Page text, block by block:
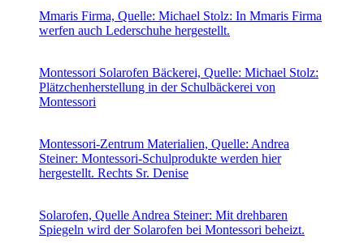
Mmaris Firma, Quelle: Michael Stolz: In Mmaris Firma
werfen auch Lederschuhe hergestellt.
Montessori Solarofen Bäckerei, Quelle: Michael Stolz:
Plätzchenherstellung in der Schulbäckerei von
Montessori
Montessori-Zentrum Materialien, Quelle: Andrea
Steiner: Montessori-Schulprodukte werden hier
hergestellt. Rechts Sr. Denise
Solarofen, Quelle Andrea Steiner: Mit drehbaren
Spiegeln wird der Solarofen bei Montessori beheizt.